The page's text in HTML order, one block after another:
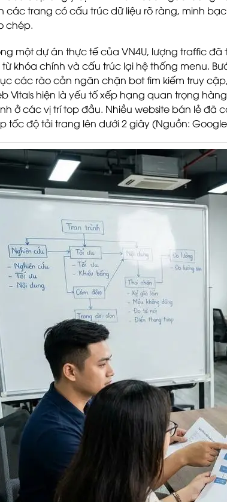
các trang có cấu trúc dữ liệu rõ ràng, minh
chép.
một dự án thực tế của VN4U, lượng traffic
khóa chính và cấu trúc lại hệ thống menu.
các rào cản ngăn chặn bot tìm kiếm truy
Vitals hiện là yếu tố xếp hạng quan trọng
ở các vị trí top đầu. Nhiều website bán lẻ đã
tốc độ tải trang lên dưới 2 giây (Nguồn: